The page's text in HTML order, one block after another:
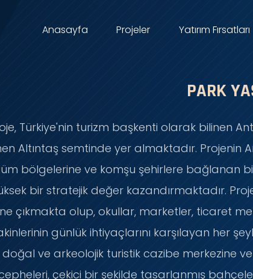
Anasayfa Projeler Yatırım Fırsatları
PARK
Türkiye'nin turizm başkenti olarak bilinen
Altıntaş semtinde yer almaktadır. Projenin
bölgelerine ve komşu şehirlere bağlanan
bir stratejik değer kazandırmaktadır.
çıkmakta olup, okullar, marketler, ticaret
günlük ihtiyaçlarını karşılayan her
doğal ve arkeolojik turistik cazibe merkezine
çekici bir şekilde tasarlanmış